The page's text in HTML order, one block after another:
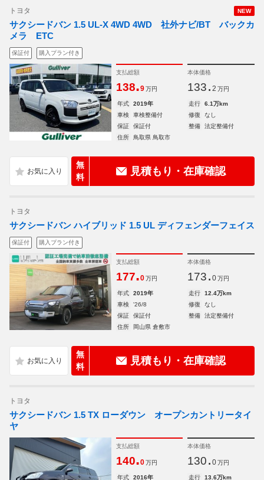
NEW
トヨタ
サクシードバン 1.5 UL-X 4WD 4WD 社外ナビ/BT バックカ
メラ ETC
保証付 購入プラン付き
支払総額
138.9 万円
本体価格
133. 2 万円
年式 2019年 走行
6.1万km
車検
車検整備付 修復
なし
保証
保証付 整備
法定整備付
住所
鳥取県 鳥取市
無
料
見積もり・在庫確認
トヨタ
サクシードバン ハイブリッド 1.5 UL ディフェンダーフェイス
保証付 購入プラン付き
支払総額
177.0 万円
本体価格
173. 0 万円
年式 2019年 走行
12.4万km
車検
'26/8 修復
なし
保証
保証付 整備
法定整備付
住所
岡山県 倉敷市
無
料
見積もり・在庫確認
トヨタ
サクシードバン 1.5 TX ローダウン オープンカントリータイ
ヤ
支払総額
140.0 万円
本体価格
130. 0 万円
年式 2016年 走行 13.6万km